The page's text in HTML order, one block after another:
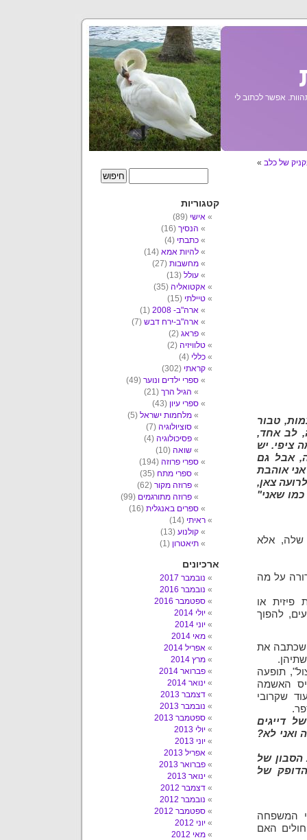
אפשר לכתוב לי
של כלב »
טבור
לב אחד,
ציפי. יש
אבל גם
אני אוהבת
צאן,
שאני"
שלה, אלא
על מה
פיזית או
להפוך
שכתבה את
תופעה
האשמה
שקרובי
דייגים
ואני לא?
הסבון של
של
המשפחה
האם
קטגוריות
אישי (89)
הנסיך (16)
כתבתי (4)
להיות אמא (14)
מחשבות (27)
עולל (13)
אקטואליה (35)
טיילתי (15)
ארה"ב- 2008
(1)
ארה"ב-ירח דבש (7)
פראג (2)
טלוויזיה (2)
כללי (4)
קראתי (302)
ספרי ילדים ונוער (49)
הגיל הרך (21)
ספרי עיון (43)
מלחמות ישראל (5)
סוציולוגיה (7)
פסיכולוגיה (4)
שואה (10)
ספרי פרוזה (194)
ספרי מתח (35)
פרוזה מקור (62)
פרוזה מתורגמים (99)
ספרים באנגלית (16)
ראיתי (14)
קולנוע (13)
תיאטרון (1)
ארכיונים
נובמבר 2017
נובמבר 2016
ספטמבר 2016
יולי 2014
יוני 2014
מאי 2014
אפריל 2014
מרץ 2014
פברואר 2014
ינואר 2014
דצמבר 2013
נובמבר 2013
ספטמבר 2013
יולי 2013
יוני 2013
אפריל 2013
פברואר 2013
ינואר 2013
דצמבר 2012
נובמבר 2012
ספטמבר 2012
יוני 2012
מאי 2012